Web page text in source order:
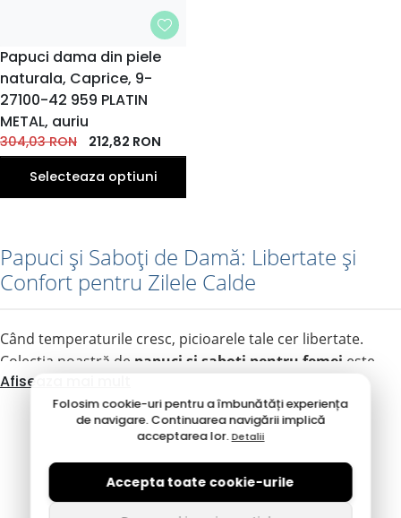
MARIME
36
EU
37
EU
38
EU
39
EU
41
EU
Papuci dama din piele
naturala, Caprice, 9-
27100-42 959 PLATIN
METAL, auriu
304,03RON 212,82 RON
Selecteaza optiuni
Papuci și Saboți de Damă: Libertate și
Confort pentru Zilele Calde
Când temperaturile cresc, picioarele tale cer libertate.
Colecția noastră de papuci și saboți pentru femei este
gândită să acopere toate momentele verii: de la relaxarea
de acasă, la zilele toride pe plajă și plimbările lejere prin
oraș. Descoperă selecția noastră de la branduri renumite
Ce tip de încălțăminte de vară cauți?
Afiseaza mai mult
Folosim cookie-uri pentru a îmbunătăți experiența
de navigare. Continuarea navigării implică
acceptarea lor.Detalii
Accepta toate cookie-urile